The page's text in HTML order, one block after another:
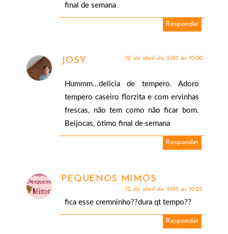
final de semana
Responder
JOSY 12 de abril de 2013 às 10:00
Hummm...delicia de tempero. Adoro
tempero caseiro florzita e com ervinhas
frescas, não tem como não ficar bom.
Beijocas, ótimo final de semana
Responder
PEQUENOS MIMOS
12 de abril de 2013 às 10:22
fica esse cremninho??dura qt tempo??
Responder